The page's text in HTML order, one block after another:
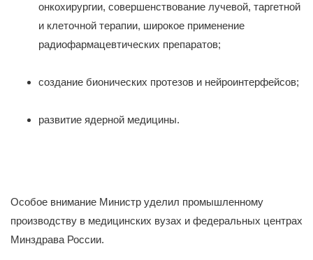
онкохирургии, совершенствование лучевой, таргетной
и клеточной терапии, широкое применение
радиофармацевтических препаратов;
создание бионических протезов и нейроинтерфейсов;
развитие ядерной медицины.
Особое внимание Министр уделил промышленному
производству в медицинских вузах и федеральных центрах
Минздрава России.